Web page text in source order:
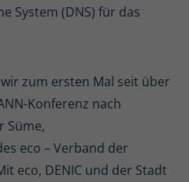
System (DNS) für das
zum ersten Mal seit über
Konferenz nach
Süme,
eco – Verband der
eco, DENIC und der Stadt